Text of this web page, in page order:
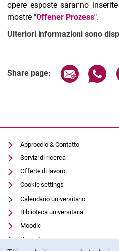
opere esposte saranno
mostre "Offener Prozess".
Ulteriori informazioni sono
Share page: Share
Approccio & Contatto
Servizi di ricerca
Offerte di lavoro
Cookie settings
Calendario universitario
Biblioteca universitaria
Moodle
Panopto